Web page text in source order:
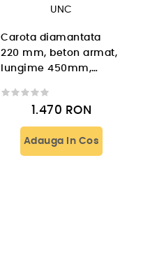
Carota diamantata
220 mm, beton armat,
lungime 450mm,
1.470 RON
Adauga In Cos